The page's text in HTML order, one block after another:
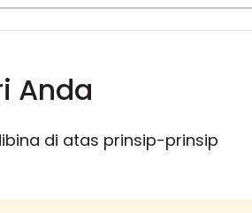
Anda
di atas prinsip-prinsip